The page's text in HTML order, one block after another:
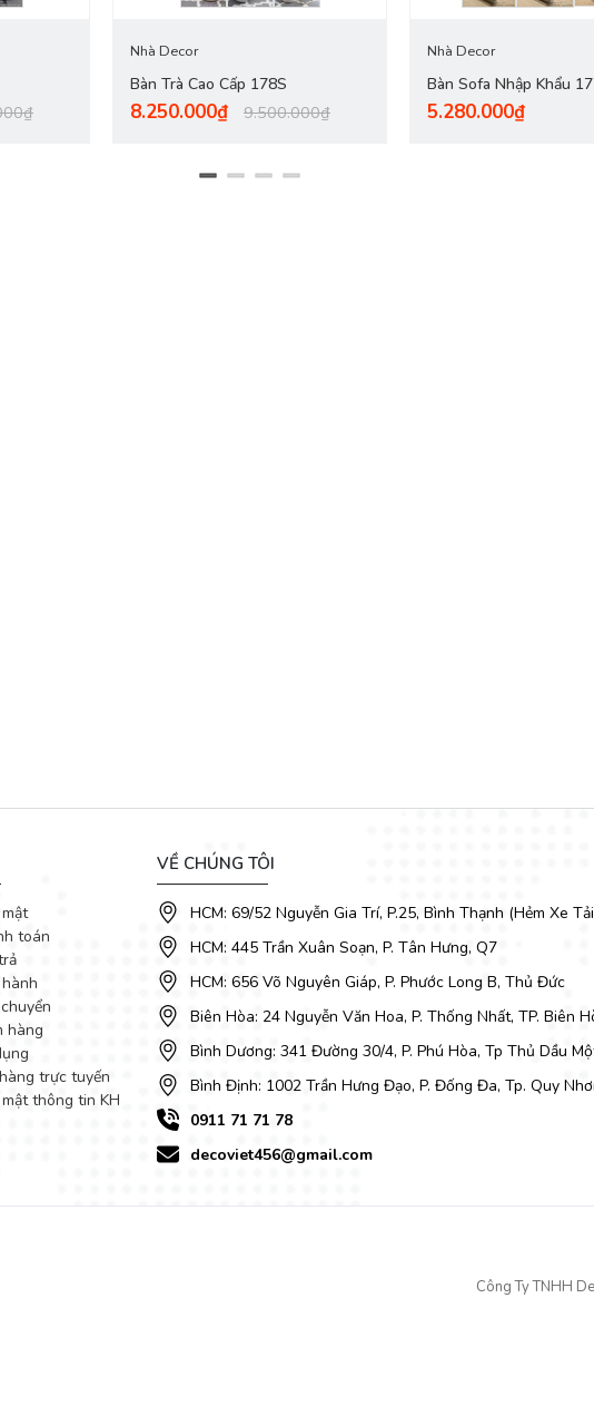
Nhà Decor
Bàn Trà Cao Cấp 178S
8.250.000₫ 9.500.000₫
Nhà Decor
Bàn Sofa Nhập Khẩu
5.280.000₫
toán
hàng
trực tuyến
thông tin KH
VỀ CHÚNG TÔI
HCM: 69/52 Nguyễn Gia Trí, P.25, Bình Thạnh (Hẻm Xe
HCM: 445 Trần Xuân Soạn, P. Tân Hưng, Q7
HCM: 656 Võ Nguyên Giáp, P. Phước Long B, Thủ Đức
Biên Hòa: 24 Nguyễn Văn Hoa, P. Thống Nhất, TP. Biên
Bình Dương: 341 Đường 30/4, P. Phú Hòa, Tp Thủ Dầu
Bình Định: 1002 Trần Hưng Đạo, P. Đống Đa, Tp. Quy
0911 71 71 78
decoviet456@gmail.com
Công Ty TNHH